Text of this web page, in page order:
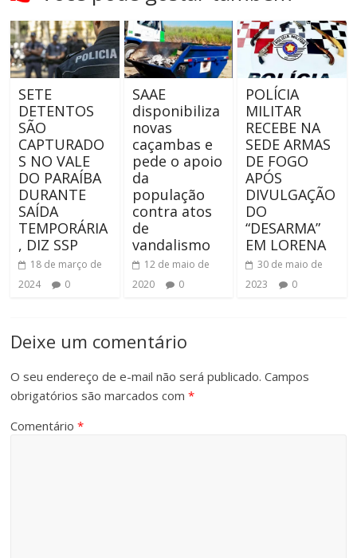
SETE
DETENTOS
SÃO
CAPTURADO
S NO VALE
DO PARAÍBA
DURANTE
SAÍDA
TEMPORÁRIA
, DIZ SSP
18 de março de
2024
0
SAAE
disponibiliza
novas
caçambas e
pede o apoio
da
população
contra atos
de
vandalismo
12 de maio de
2020
0
POLÍCIA
MILITAR
RECEBE NA
SEDE ARMAS
DE FOGO
APÓS
DIVULGAÇÃO
DO
“DESARMA”
EM LORENA
30 de maio de
2023
0
Deixe um comentário
O seu endereço de e-mail não será publicado. Campos
obrigatórios são marcados com*
Comentário*